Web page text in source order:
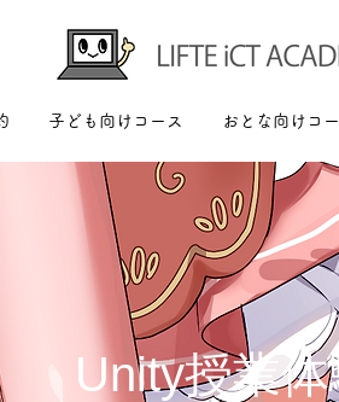
子ども向けコース おとな向けコ
Unity授業